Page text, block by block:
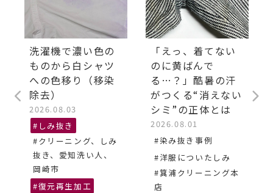
洗濯機で濃い色の
ものから白シャツ
への色移り（移染
除去）
2026.08.03
#しみ抜き
#クリーニング、しみ
抜き、愛知洗い人、
岡崎市
#復元再生加工
「えっ、着てない
のに黄ばんで
る…？」酷暑の汗
がつくる“消えない
シミ”の正体とは
2026.08.01
#染み抜き事例
#洋服についたしみ
#箕浦クリーニング本
店